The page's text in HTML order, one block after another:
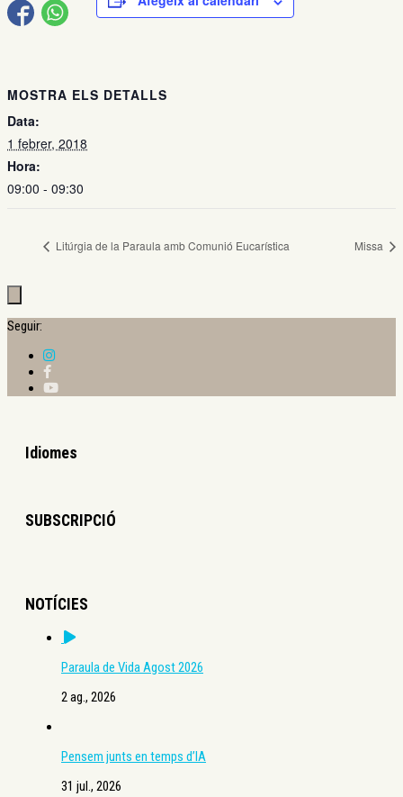
MOSTRA ELS DETALLS
Data:
1 febrer, 2018
Hora:
09:00 - 09:30
Litúrgia de la Paraula amb Comunió Eucarística Missa
Seguir:
Idiomes
SUBSCRIPCIÓ
NOTÍCIES
Paraula de Vida Agost 2026
2 ag., 2026
Pensem junts en temps d’IA
31 jul., 2026